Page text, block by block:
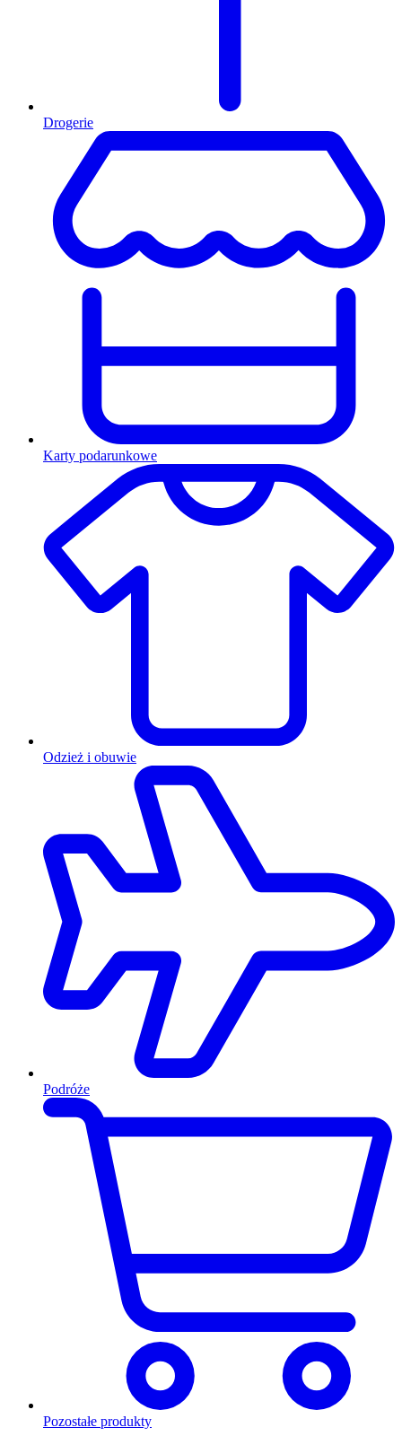
Drogerie
Karty podarunkowe
Odzież i obuwie
Podróże
Pozostałe produkty